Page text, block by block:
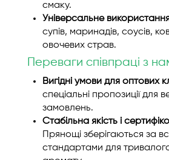
смаку.
Універсальне
супів, маринадів, соусів,
овочевих страв.
Переваги співпраці з
Вигідні умови для оптових
спеціальні пропозиції для
замовлень.
Стабільна якість і
Прянощі зберігаються за
стандартами для